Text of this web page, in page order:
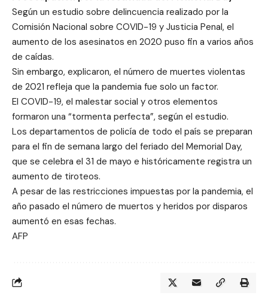
Según un estudio sobre delincuencia realizado por la
Comisión Nacional sobre COVID-19 y Justicia Penal, el
aumento de los asesinatos en 2020 puso fin a varios años
de caídas.
Sin embargo, explicaron, el número de muertes violentas
de 2021 refleja que la pandemia fue solo un factor.
El COVID-19, el malestar social y otros elementos
formaron una “tormenta perfecta”, según el estudio.
Los departamentos de policía de todo el país se preparan
para el fin de semana largo del feriado del Memorial Day,
que se celebra el 31 de mayo e históricamente registra un
aumento de tiroteos.
A pesar de las restricciones impuestas por la pandemia, el
año pasado el número de muertos y heridos por disparos
aumentó en esas fechas.
AFP